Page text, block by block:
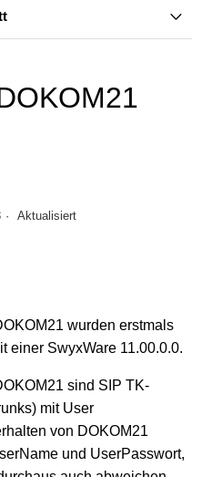
(DE)
(DE)
Call & Surf
Aktualisiert
wurden erstmals
einer SwyxWare 11.00.0.0.
sind SIP TK-
mit User
von DOKOM21
und UserPasswort,